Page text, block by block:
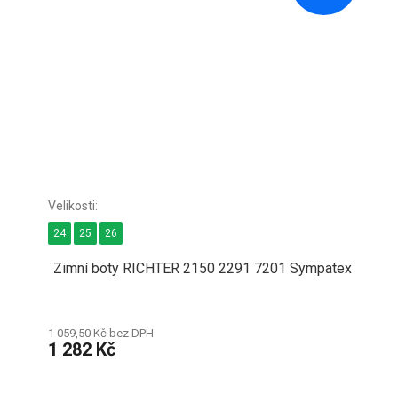
Zimní boty RICHTER 2150 2291 7201 Sympatex
1 059,50 Kč bez DPH
1 282 Kč
24 25 26